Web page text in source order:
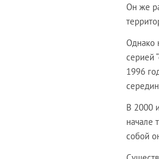
Он же
Однако
серией
1996
В 2000
начале
собой